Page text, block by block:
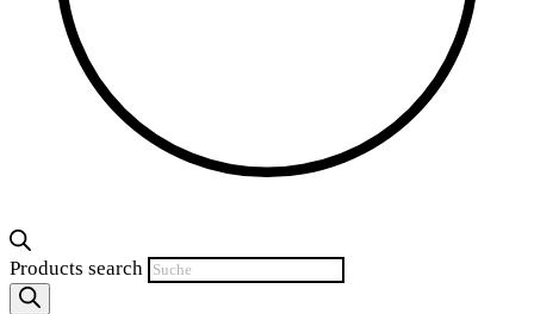
Products search